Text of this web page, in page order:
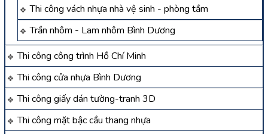
Thi công vách nhựa nhà vệ sinh - phòng tắm
Trần nhôm - Lam nhôm Bình Dương
Thi công công trình Hồ Chí Minh
Thi công cửa nhựa Bình Dương
Thi công giấy dán tường-tranh 3D
Thi công mặt bậc cầu thang nhựa